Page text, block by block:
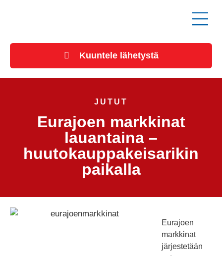
Kuuntele lähetystä
JUTUT
Eurajoen markkinat
lauantaina –
huutokauppakeisarikin
paikalla
Eurajoen
markkinat
järjestetään